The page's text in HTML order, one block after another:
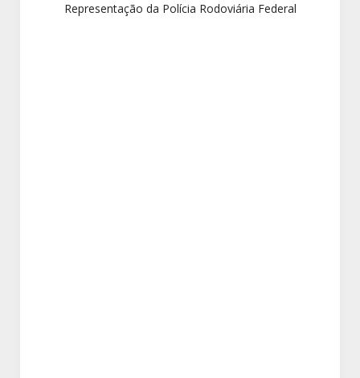
Representação da Polícia Rodoviária Federal